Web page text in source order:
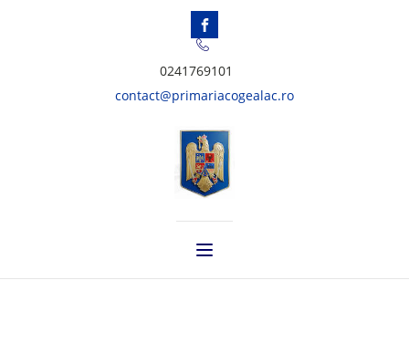
0241769101
contact@primariacogealac.ro